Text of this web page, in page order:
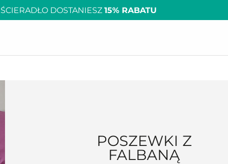
DOSTANIESZ 15% RABATU
POSZEWKI Z
FALBANĄ